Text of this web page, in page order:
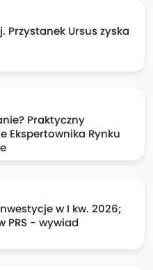
Przystanek Ursus zyska
Praktyczny
w I kw. 2026;
PRS - wywiad